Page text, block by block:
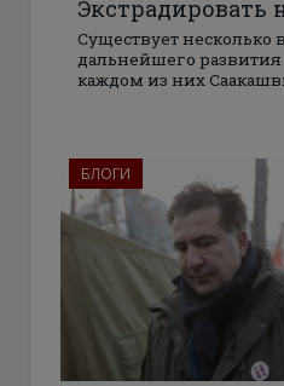
Экстрадировать
Существует несколько
дальнейшего
каждом из них
БЛОГИ